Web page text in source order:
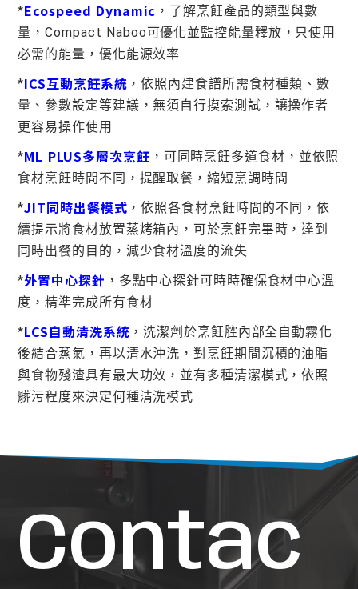
*Ecospeed Dynamic ，了解烹飪產品的類型與數
量，Compact Naboo可優化並監控能量釋放，只使用
必需的能量，優化能源效率
*ICS互動烹飪系統 ，依照內建食譜所需食材種類、數
量、參數設定等建議，無須自行摸索測試，讓操作者
更容易操作使用
*ML PLUS多層次烹飪 ，可同時烹飪多道食材，並依照
食材烹飪時間不同，提醒取餐，縮短烹調時間
*JIT同時出餐模式 ，依照各食材烹飪時間的不同，依
續提示將食材放置蒸烤箱內，可於烹飪完畢時，達到
同時出餐的目的，減少食材溫度的流失
*外置中心探針 ，多點中心探針可時時確保食材中心溫
度，精準完成所有食材
*LCS自動清洗系統 ，洗潔劑於烹飪腔內部全自動霧化
後結合蒸氣，再以清水沖洗，對烹飪期間沉積的油脂
與食物殘渣具有最大功效，並有多種清潔模式，依照
髒污程度來決定何種清洗模式
Contac